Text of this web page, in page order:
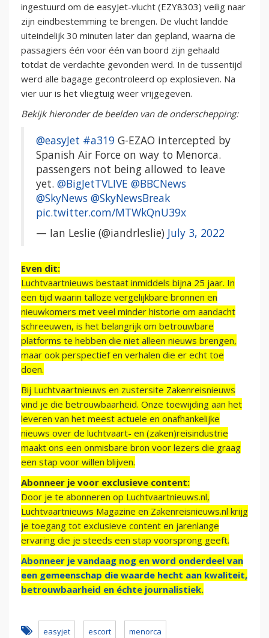
ingestuurd om de easyJet-vlucht (EZY8303) veilig naar
zijn eindbestemming te brengen. De vlucht landde
uiteindelijk 30 minuten later dan gepland, waarna de
passagiers één voor één van boord zijn gehaald
totdat de verdachte gevonden werd. In de tussentijd
werd alle bagage gecontroleerd op explosieven. Na
vier uur is het vliegtuig weer vrijgegeven.
Bekijk hieronder de beelden van de onderschepping:
@easyJet #a319 G-EZAO intercepted by
Spanish Air Force on way to Menorca.
passengers not being allowed to leave
yet. @BigJetTVLIVE @BBCNews
@SkyNews @SkyNewsBreak
pic.twitter.com/MTWkQnU39x
— Ian Leslie (@iandrleslie) July 3, 2022
Even dit:
Luchtvaartnieuws bestaat inmiddels bijna 25 jaar. In
een tijd waarin talloze vergelijkbare bronnen en
nieuwkomers met veel minder historie om aandacht
schreeuwen, is het belangrijk om betrouwbare
platforms te hebben die niet alleen nieuws brengen,
maar ook perspectief en verhalen die er echt toe
doen.
Bij Luchtvaartnieuws en zustersite Zakenreisnieuws
vind je die betrouwbaarheid. Onze toewijding aan het
leveren van het meest actuele en onafhankelijke
nieuws over de luchtvaart- en (zaken)reisindustrie
maakt ons een onmisbare bron voor lezers die graag
een stap voor willen blijven.
Abonneer je voor exclusieve content:
Door je te abonneren op Luchtvaartnieuws.nl,
Luchtvaartnieuws Magazine en Zakenreisnieuws.nl krijg
je toegang tot exclusieve content en jarenlange
ervaring die je steeds een stap voorsprong geeft.
Abonneer je vandaag nog en word onderdeel van
een gemeenschap die waarde hecht aan kwaliteit,
betrouwbaarheid en échte journalistiek.
easyjet escort menorca